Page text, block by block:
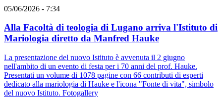
05/06/2026 - 7:34
Alla Facoltà di teologia di Lugano arriva l'Istituto di
Mariologia diretto da Manfred Hauke
La presentazione del nuovo Istituto è avvenuta il 2 giugno
nell'ambito di un evento di festa per i 70 anni del prof. Hauke.
Presentati un volume di 1078 pagine con 66 contributi di esperti
dedicato alla mariologia di Hauke e l'icona "Fonte di vita", simbolo
del nuovo Istituto. Fotogallery